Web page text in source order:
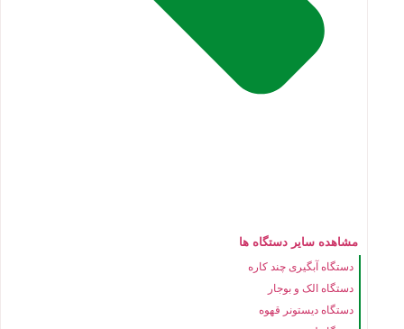
مشاهده سایر دستگاه ها
دستگاه آبگیری چند کاره
دستگاه الک و بوجار
دستگاه دیستونر قهوه